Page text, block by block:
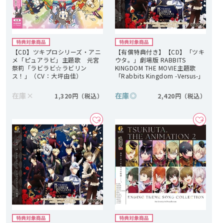
【CD】ツキプロシリーズ・アニ
メ「ピュアラビ」主題歌 元宮
祭莉「ラビラビ☆ラビリン
ス！」（CV：大坪由佳）
在庫 × 1,320円
【有償特典付き】【CD】「ツキ
ウタ。」劇場版 RABBITS
KINGDOM THE MOVIE主題歌
「Rabbits Kingdom -Versus-」
在庫◎ 2,420円